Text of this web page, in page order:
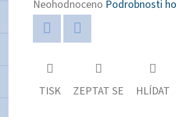
Průměrné
hodnocení
produktu
0,0
Neohodnoceno Podrobnosti
TISK ZEPTAT SE HLÍDAT